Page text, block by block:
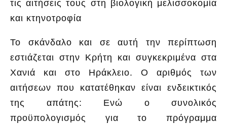
τις αιτήσεις τους στη βιολογική μελισσοκομία
και κτηνοτροφία
Το σκάνδαλο και σε αυτή την περίπτωση
εστιάζεται στην Κρήτη και συγκεκριμένα στα
Χανιά και στο Ηράκλειο. Ο αριθμός των
αιτήσεων που κατατέθηκαν είναι ενδεικτικός
της απάτης: Ενώ ο συνολικός
προϋπολογισμός για το πρόγραμμα